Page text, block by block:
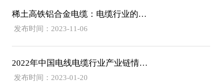
稀土高铁铝合金电缆：电缆行业的明日之星
发布时间：2023-11-06
2022年中国电线电缆行业产业链情况分析
发布时间：2023-01-20